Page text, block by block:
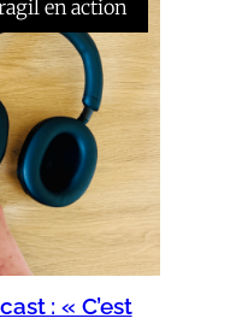
en action
: « C’est